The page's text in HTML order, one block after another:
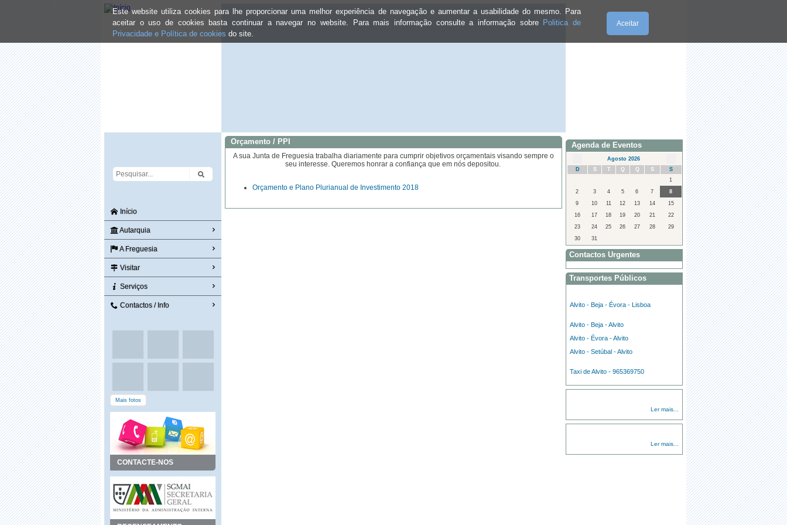
Este website utiliza cookies para lhe proporcionar uma melhor experiência de navegação e aumentar a usabilidade do mesmo. Para
aceitar o uso de cookies basta continuar a navegar no website. Para mais informação consulte a informação sobre Politica de
Privacidade e Política de cookies do site.
Aceitar
Início
Autarquia
A Freguesia
Visitar
Serviços
Contactos / Info
Mais fotos
CONTACTE-NOS
Orçamento / PPI
A sua Junta de Freguesia trabalha diariamente para cumprir objetivos orçamentais visando sempre o
seu interesse. Queremos honrar a confiança que em nós depositou.
Orçamento e Plano Plurianual de Investimento 2018
Agenda de Eventos
Agosto 2026
D
S T Q Q S
S
1
2
3 4 5 6 7
8
9
10 11 12 13 14
15
16
17 18 19 20 21
22
23
24 25 26 27 28
29
30
31
Contactos Urgentes
Transportes Públicos
Alvito - Beja - Évora - Lisboa
Alvito - Beja - Alvito
Alvito - Évora - Alvito
Alvito - Setúbal - Alvito
Taxi de Alvito - 965369750
Ler mais...
Ler mais...